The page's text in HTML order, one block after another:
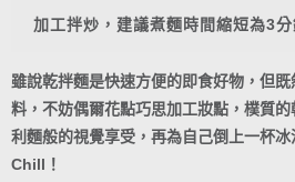
加工拌炒，建議煮麵時間縮短為3分
雖說乾拌麵是快速方便的即食好物，但
料，不妨偶爾花點巧思加工妝點，樸質
利麵般的視覺享受，再為自己倒上一杯
Chill！